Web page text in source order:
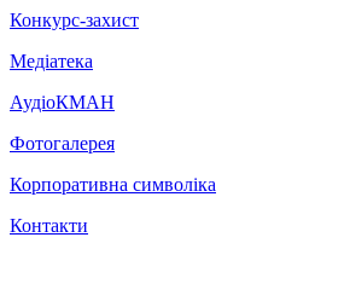
Конкурс-захист
Медіатека
АудіоКМАН
Фотогалерея
Корпоративна символіка
Контакти